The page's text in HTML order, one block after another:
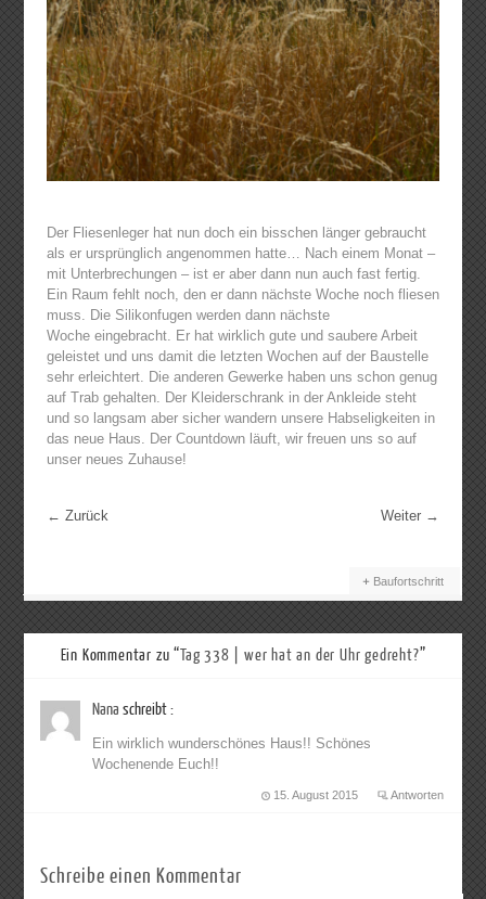
Der Fliesenleger hat nun doch ein bisschen länger gebraucht
als er ursprünglich angenommen hatte… Nach einem Monat –
mit Unterbrechungen – ist er aber dann nun auch fast fertig.
Ein Raum fehlt noch, den er dann nächste Woche noch fliesen
muss. Die Silikonfugen werden dann nächste
Woche eingebracht. Er hat wirklich gute und saubere Arbeit
geleistet und uns damit die letzten Wochen auf der Baustelle
sehr erleichtert. Die anderen Gewerke haben uns schon genug
auf Trab gehalten. Der Kleiderschrank in der Ankleide steht
und so langsam aber sicher wandern unsere Habseligkeiten in
das neue Haus. Der Countdown läuft, wir freuen uns so auf
unser neues Zuhause!
← Zurück Weiter →
Baufortschritt
Ein Kommentar zu “Tag 338 | wer hat an der Uhr gedreht?”
Nanaschreibt :
Ein wirklich wunderschönes Haus!! Schönes
Wochenende Euch!!
15. August 2015 Antworten
Schreibe einen Kommentar